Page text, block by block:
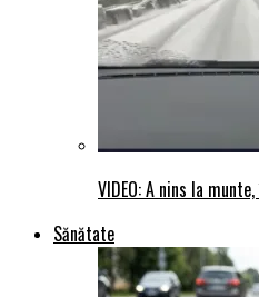
VIDEO: A nins la
Sănătate